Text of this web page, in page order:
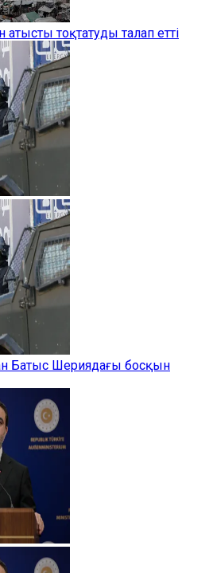
тоқтатуды талап етті
Батыс Шериядағы босқын